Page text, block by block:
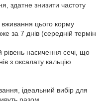
здатне знизити частоту
вживання цього корму
за 7 днів (середній термін
рівень насичення сечі, що
з оксалату кальцію
ідеальний вибір для
разом.